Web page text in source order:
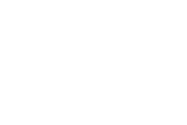
3Dゲームを構築
ョン
よびレビューする
ンス